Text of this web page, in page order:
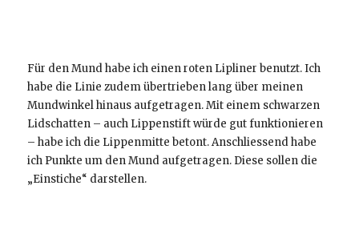
Für den Mund habe ich einen roten Lipliner benutzt. Ich
habe die Linie zudem übertrieben lang über meinen
Mundwinkel hinaus aufgetragen. Mit einem schwarzen
Lidschatten – auch Lippenstift würde gut funktionieren
– habe ich die Lippenmitte betont. Anschliessend habe
ich Punkte um den Mund aufgetragen. Diese sollen die
„Einstiche“ darstellen.